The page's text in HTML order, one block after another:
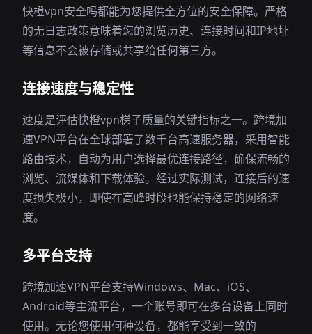
快橙vpn安全吗都能为您提供全方位的安全保障。严格
的无日志政策意味着您的浏览历史、连接时间和IP地址
等信息不会被存储或共享给任何第三方。
连接速度与稳定性
速度是评估快橙vpn梯子质量的关键指标之一。跨境加
速VPN平台在全球部署了数千台高速服务器，采用智能
路由技术，自动为用户选择最优连接路径，确保流畅的
浏览、流媒体和下载体验。经过实际测试，连接后的速
度损失极小，即使在高峰时段也能保持稳定的网络速
度。
多平台支持
跨境加速VPN平台支持Windows、Mac、iOS、
Android等主流平台，一个账号即可在多台设备上同时
使用。无论您使用何种设备，都能享受到一致的